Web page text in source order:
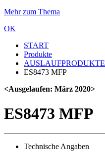
Mehr zum Thema
OK
START
Produkte
AUSLAUFPRODUKTE
ES8473 MFP
<Ausgelaufen: März 2020>
ES8473 MFP
Technische Angaben